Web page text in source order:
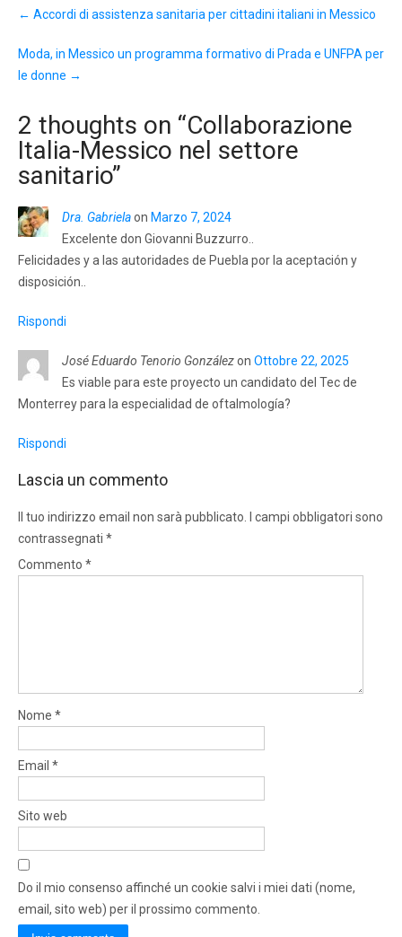
navigation
← Accordi di assistenza sanitaria per cittadini italiani in Messico
Moda, in Messico un programma formativo di Prada e UNFPA per
le donne →
2 thoughts on “Collaborazione
Italia-Messico nel settore
sanitario”
Dra. Gabrielaon Marzo 7, 2024
Excelente don Giovanni Buzzurro..
Felicidades y a las autoridades de Puebla por la aceptación y
disposición..
Rispondi
José Eduardo Tenorio Gonzálezon Ottobre 22, 2025
Es viable para este proyecto un candidato del Tec de
Monterrey para la especialidad de oftalmología?
Rispondi
Lascia un commento
Il tuo indirizzo email non sarà pubblicato.
I campi obbligatori sono
contrassegnati *
Commento *
Nome *
Email *
Sito web
Do il mio consenso affinché un cookie salvi i miei dati (nome,
email, sito web) per il prossimo commento.